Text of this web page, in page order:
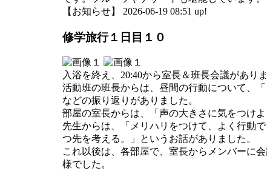
【お知らせ】 2026-06-19 08:51 up!
修学旅行１日目１０
入浴を終え、20:40から室長＆班長会議がありま
活動班の班長からは、昼間の行動について、
などの振り返りがありました。
部屋の室長からは、「声の大きさに気をつけ
先生からは、「メリハリをつけて、よく行動
つ先を考える。」というお話がありました。
これ以後は、各部屋で、室長からメンバーに
様でした。